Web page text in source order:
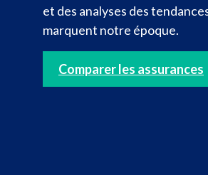
et des analyses des
marquent notre époque.
Comparer les assurances